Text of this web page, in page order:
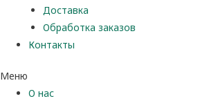
Доставка
Обработка заказов
Контакты
Меню
О нас